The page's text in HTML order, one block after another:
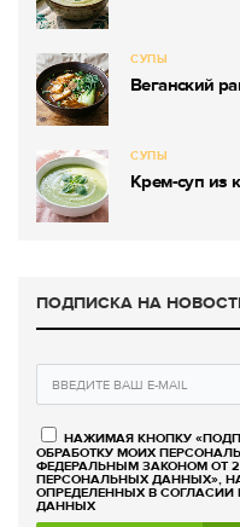
СУПЫ
Веганский
СУПЫ
Крем-суп из
ПОДПИСКА НА
НАЖИМАЯ КНОПКУ
ОБРАБОТКУ МОИХ
ФЕДЕРАЛЬНЫМ ЗАКОНОМ ОТ
ПЕРСОНАЛЬНЫХ ДАННЫХ»,
ОПРЕДЕЛЕННЫХ В
ДАННЫХ